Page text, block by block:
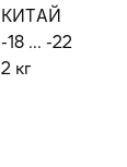
КИТАЙ
-18 ... -22
2 кг